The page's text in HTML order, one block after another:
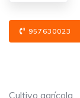
957630023
Cultivo agrícola.